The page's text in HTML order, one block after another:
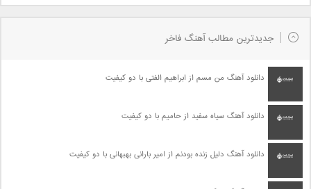
جدیدترین مطالب آهنگ فاخر
دانلود آهنگ من مسم از ابراهیم الفتی با دو کیفیت
دانلود آهنگ سیاه سفید از حامیم با دو کیفیت
دانلود آهنگ دلیل زنده بودنم از امیر بارانی بهبهانی با دو کیفیت